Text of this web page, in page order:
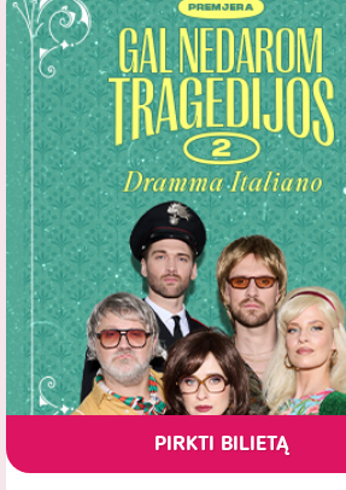
PIRKTI BILIETĄ